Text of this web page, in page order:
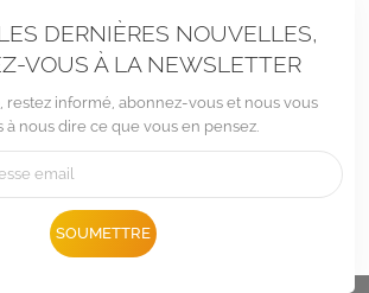
DERNIÈRES NOUVELLES,
VOUS À LA NEWSLETTER
restez informé, abonnez-vous et nous vous
à nous dire ce que vous en pensez.
SOUMETTRE